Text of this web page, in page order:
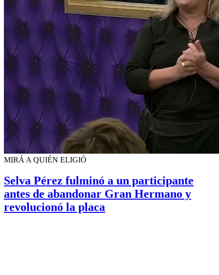
MIRÁ A QUIÉN ELIGIÓ
Selva Pérez fulminó a un participante
antes de abandonar Gran Hermano y
revolucionó la placa